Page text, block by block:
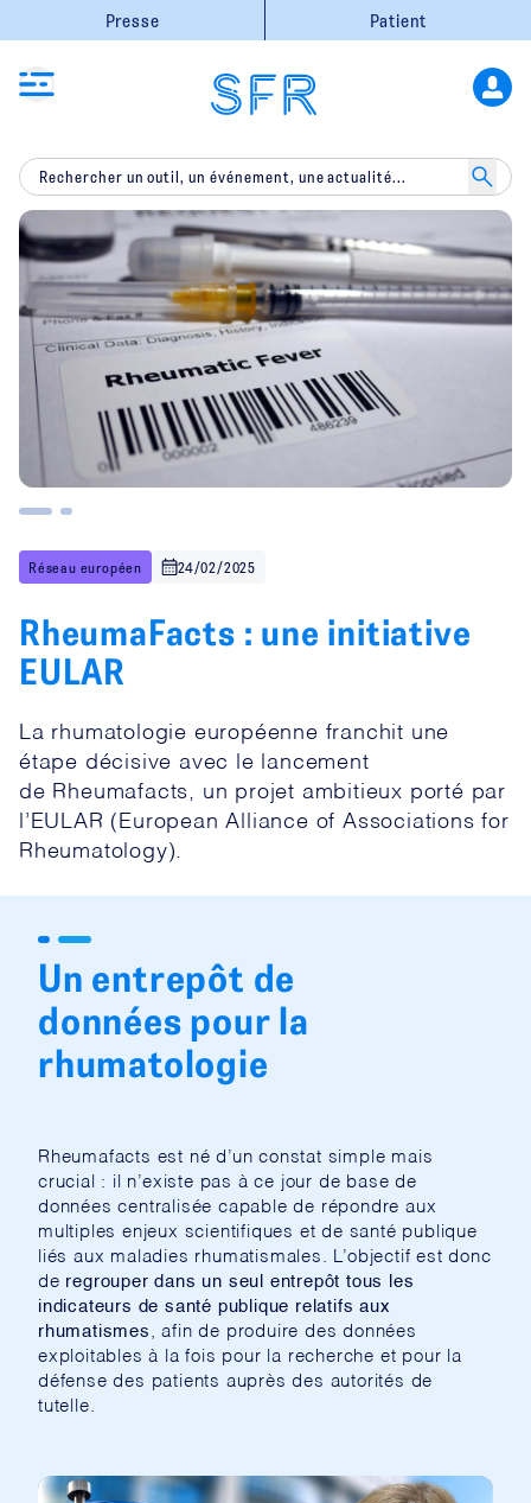
Presse Patient
Réseau européen 24/02/2025
RheumaFacts : une initiative
EULAR
La rhumatologie européenne franchit une
étape décisive avec le lancement
de Rheumafacts, un projet ambitieux porté par
l’EULAR (European Alliance of Associations for
Rheumatology).
Un entrepôt de
données pour la
rhumatologie
Rheumafacts est né d’un constat simple mais
crucial : il n’existe pas à ce jour de base de
données centralisée capable de répondre aux
multiples enjeux scientifiques et de santé publique
liés aux maladies rhumatismales. L’objectif est donc
de regrouper dans un seul entrepôt tous les
indicateurs de santé publique relatifs aux
rhumatismes , afin de produire des données
exploitables à la fois pour la recherche et pour la
défense des patients auprès des autorités de
tutelle.